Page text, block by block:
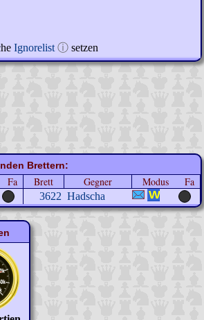
Ignorelist ⓘ setzen
Brettern:
Fa Brett Gegner Modus Fa
3622 Hadscha